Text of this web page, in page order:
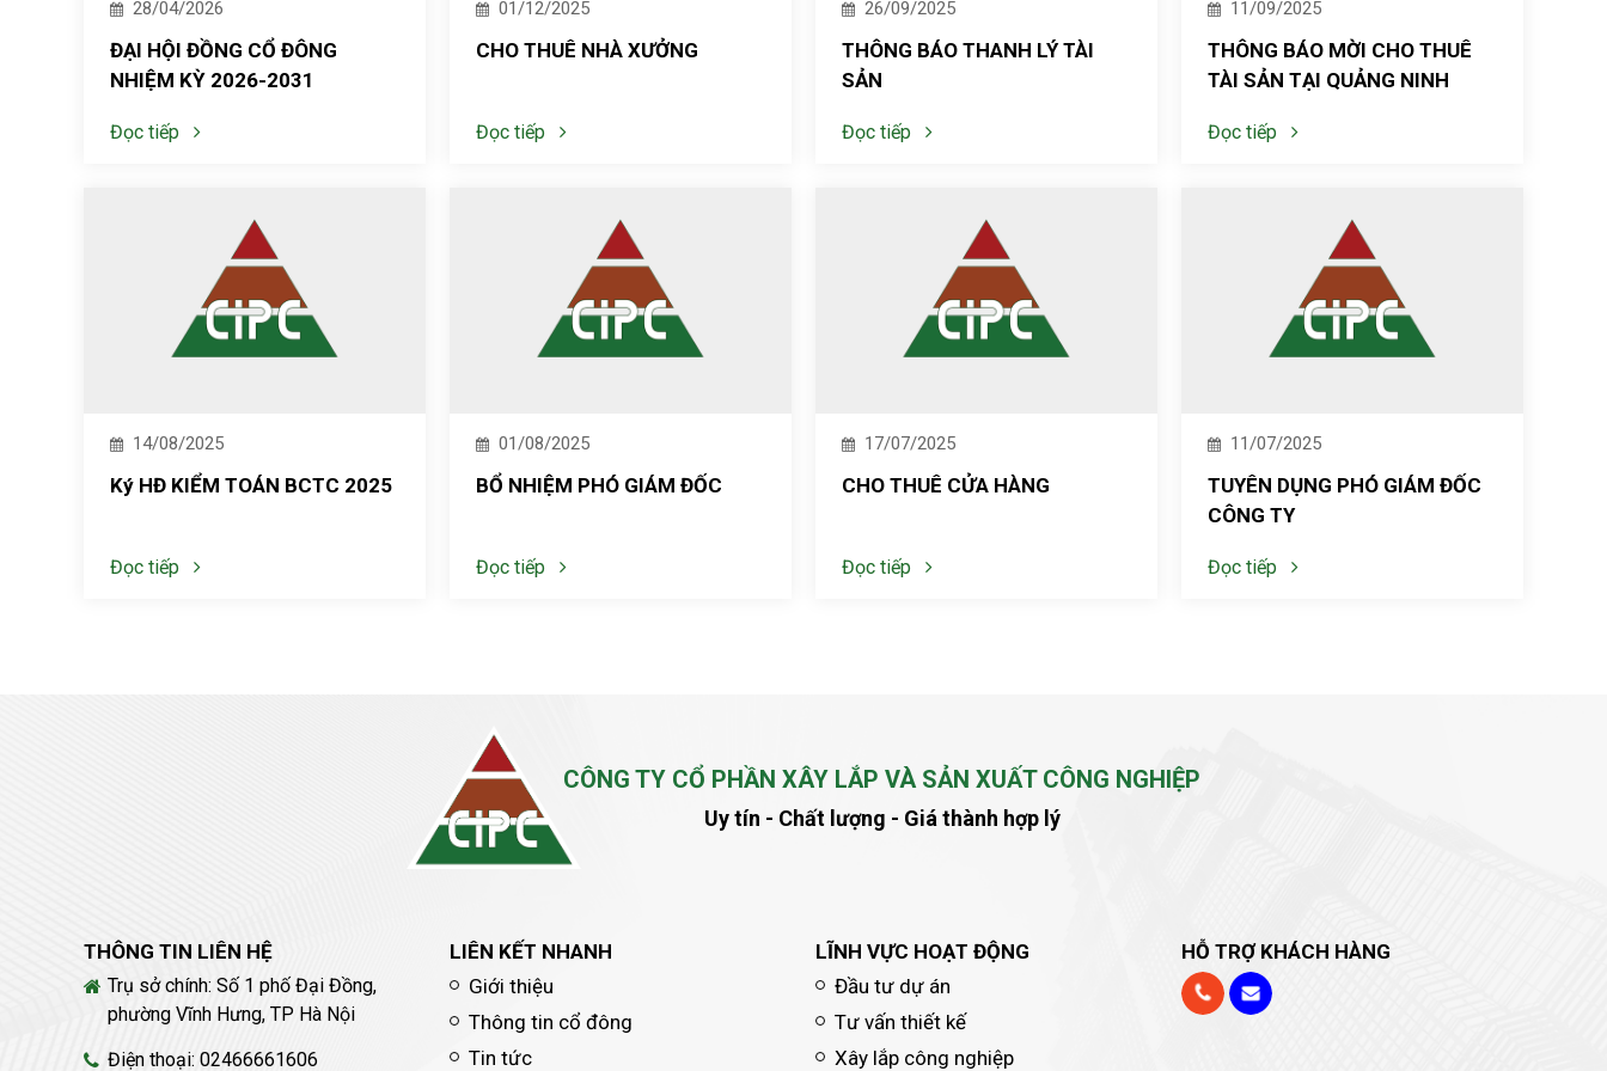
28/04/2026
ĐẠI HỘI ĐỒNG CỔ ĐÔNG
NHIỆM KỲ 2026-2031
Đọc tiếp
01/12/2025
CHO THUÊ NHÀ XƯỞNG
Đọc tiếp
26/09/2025
THÔNG BÁO THANH LÝ TÀI
SẢN
Đọc tiếp
11/09/2025
THÔNG BÁO MỜI CHO THUÊ
TÀI SẢN TẠI QUẢNG NINH
Đọc tiếp
14/08/2025
Ký HĐ KIỂM TOÁN BCTC 2025
Đọc tiếp
01/08/2025
BỔ NHIỆM PHÓ GIÁM ĐỐC
Đọc tiếp
17/07/2025
CHO THUÊ CỬA HÀNG
Đọc tiếp
11/07/2025
TUYÊN DỤNG PHÓ GIÁM ĐỐC
CÔNG TY
Đọc tiếp
CÔNG TY CỔ PHẦN XÂY LẮP VÀ SẢN XUẤT CÔNG NGHIỆP
Uy tín - Chất lượng - Giá thành hợp lý
THÔNG TIN LIÊN HỆ
Trụ sở chính: Số 1 phố Đại Đồng,
phường Vĩnh Hưng, TP Hà Nội
Điện thoại: 02466661606
LIÊN KẾT NHANH
Giới thiệu
Thông tin cổ đông
Tin tức
LĨNH VỰC HOẠT ĐỘNG
Đầu tư dự án
Tư vấn thiết kế
Xây lắp công nghiệp
HỖ TRỢ KHÁCH HÀNG